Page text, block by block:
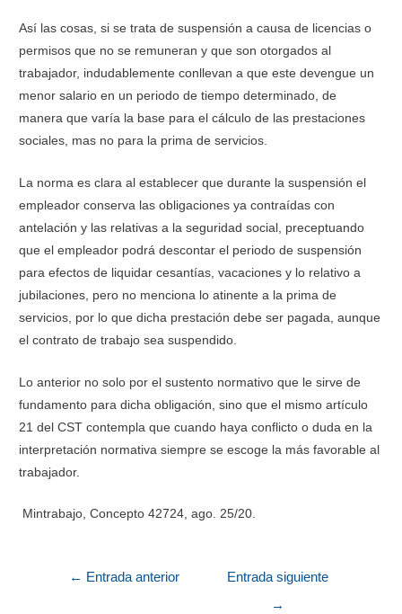
Así las cosas, si se trata de suspensión a causa de licencias o
permisos que no se remuneran y que son otorgados al
trabajador, indudablemente conllevan a que este devengue un
menor salario en un periodo de tiempo determinado, de
manera que varía la base para el cálculo de las prestaciones
sociales, mas no para la prima de servicios.
La norma es clara al establecer que durante la suspensión el
empleador conserva las obligaciones ya contraídas con
antelación y las relativas a la seguridad social, preceptuando
que el empleador podrá descontar el periodo de suspensión
para efectos de liquidar cesantías, vacaciones y lo relativo a
jubilaciones, pero no menciona lo atinente a la prima de
servicios, por lo que dicha prestación debe ser pagada, aunque
el contrato de trabajo sea suspendido.
Lo anterior no solo por el sustento normativo que le sirve de
fundamento para dicha obligación, sino que el mismo artículo
21 del CST contempla que cuando haya conflicto o duda en la
interpretación normativa siempre se escoge la más favorable al
trabajador.
Mintrabajo, Concepto 42724, ago. 25/20.
← Entrada anterior
Entrada siguiente
→